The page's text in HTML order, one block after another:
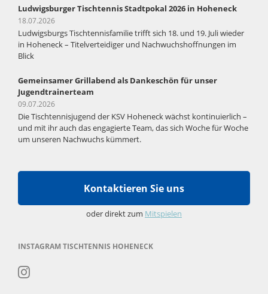
Ludwigsburger Tischtennis Stadtpokal 2026 in Hoheneck
18.07.2026
Ludwigsburgs Tischtennisfamilie trifft sich 18. und 19. Juli wieder
in Hoheneck – Titelverteidiger und Nachwuchshoffnungen im
Blick
Gemeinsamer Grillabend als Dankeschön für unser
Jugendtrainerteam
09.07.2026
Die Tischtennisjugend der KSV Hoheneck wächst kontinuierlich –
und mit ihr auch das engagierte Team, das sich Woche für Woche
um unseren Nachwuchs kümmert.
Kontaktieren Sie uns
oder direkt zum Mitspielen
INSTAGRAM TISCHTENNIS HOHENECK